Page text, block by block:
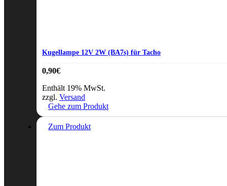
Kugellampe 12V 2W (BA7s) für Tacho
0,90€
Enthält 19% MwSt.
zzgl. Versand
Gehe zum Produkt
Zum Produkt